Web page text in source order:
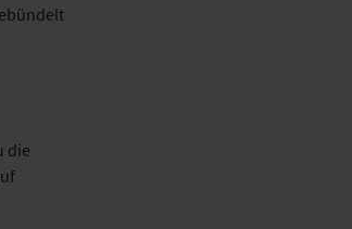
die